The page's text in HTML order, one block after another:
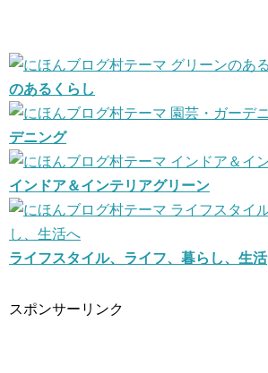
のあるくらし
デニング
インドア＆インテリアグリーン
ライフスタイル、ライフ、暮らし、生活
スポンサーリンク